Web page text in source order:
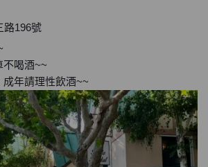
路196號
不喝酒~~
年請理性飲酒~~